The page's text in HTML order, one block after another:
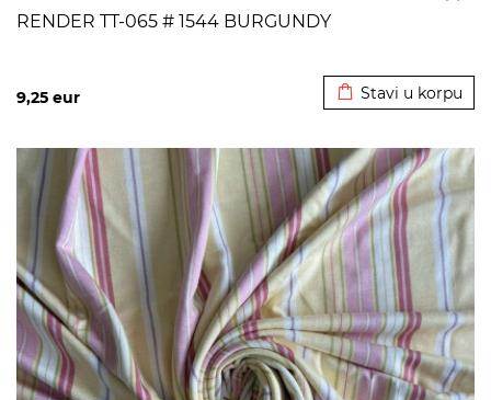
RENDER TT-065 # 1544 BURGUNDY
9,25 eur Stavi u korpu